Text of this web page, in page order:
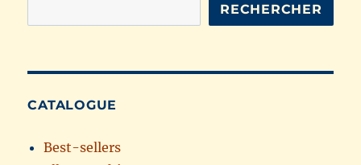
RECHERCHER
CATALOGUE
Best-sellers